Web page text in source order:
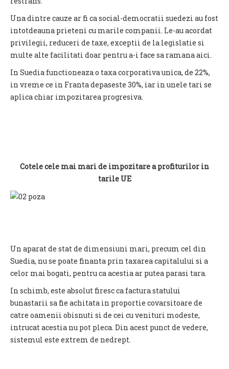
Una dintre cauze ar fi ca social-democratii suedezi au fost
intotdeauna prieteni cu marile companii. Le-au acordat
privilegii, reduceri de taxe, exceptii de la legislatie si
multe alte facilitati doar pentru a-i face sa ramana aici.
In Suedia functioneaza o taxa corporativa unica, de 22%,
in vreme ce in Franta depaseste 30%, iar in unele tari se
aplica chiar impozitarea progresiva.
Cotele cele mai mari de impozitare a profiturilor in
tarile UE
Un aparat de stat de dimensiuni mari, precum cel din
Suedia, nu se poate finanta prin taxarea capitalului si a
celor mai bogati, pentru ca acestia ar putea parasi tara.
In schimb, este absolut firesc ca factura statului
bunastarii sa fie achitata in proportie covarsitoare de
catre oamenii obisnuti si de cei cu venituri modeste,
intrucat acestia nu pot pleca. Din acest punct de vedere,
sistemul este extrem de nedrept.